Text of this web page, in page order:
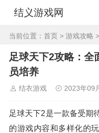
结义游戏网
当前位置： 首页 > 游戏攻略
足球天下2攻略：全
员培养
结衣游戏 2023年09
足球天下2是一款备受期
的游戏内容和多样化的